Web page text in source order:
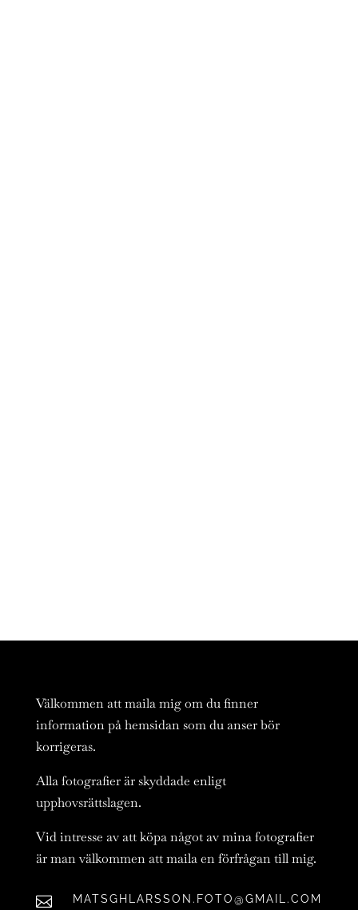
Välkommen att maila mig om du finner
information på hemsidan som du anser bör
korrigeras.
Alla fotografier är skyddade enligt
upphovsrättslagen.
Vid intresse av att köpa något av mina fotografier
är man välkommen att maila en förfrågan till mig.
 MATSGHLARSSON.FOTO@GMAIL.COM